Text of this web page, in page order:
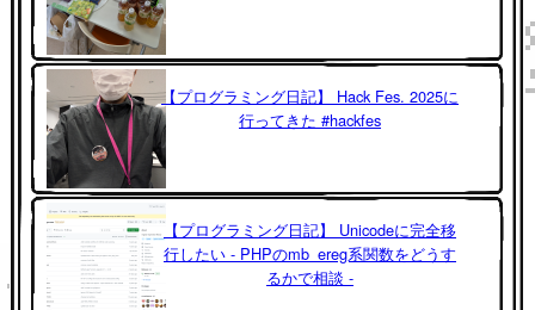
【プログラミング日記】 Hack Fes. 2025に
行ってきた #hackfes
【プログラミング日記】 Unicodeに完全移
行したい - PHPのmb_ereg系関数をどうす
るかで相談 -